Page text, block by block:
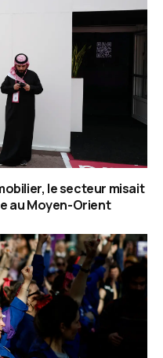
le secteur misait
au Moyen-Orient